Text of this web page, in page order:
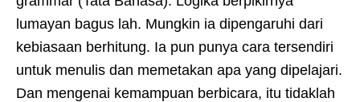
lumayan bagus lah. Mungkin ia dipengaruhi dari
kebiasaan berhitung. Ia pun punya cara tersendiri
untuk menulis dan memetakan apa yang dipelajari.
Dan mengenai kemampuan berbicara, itu tidaklah